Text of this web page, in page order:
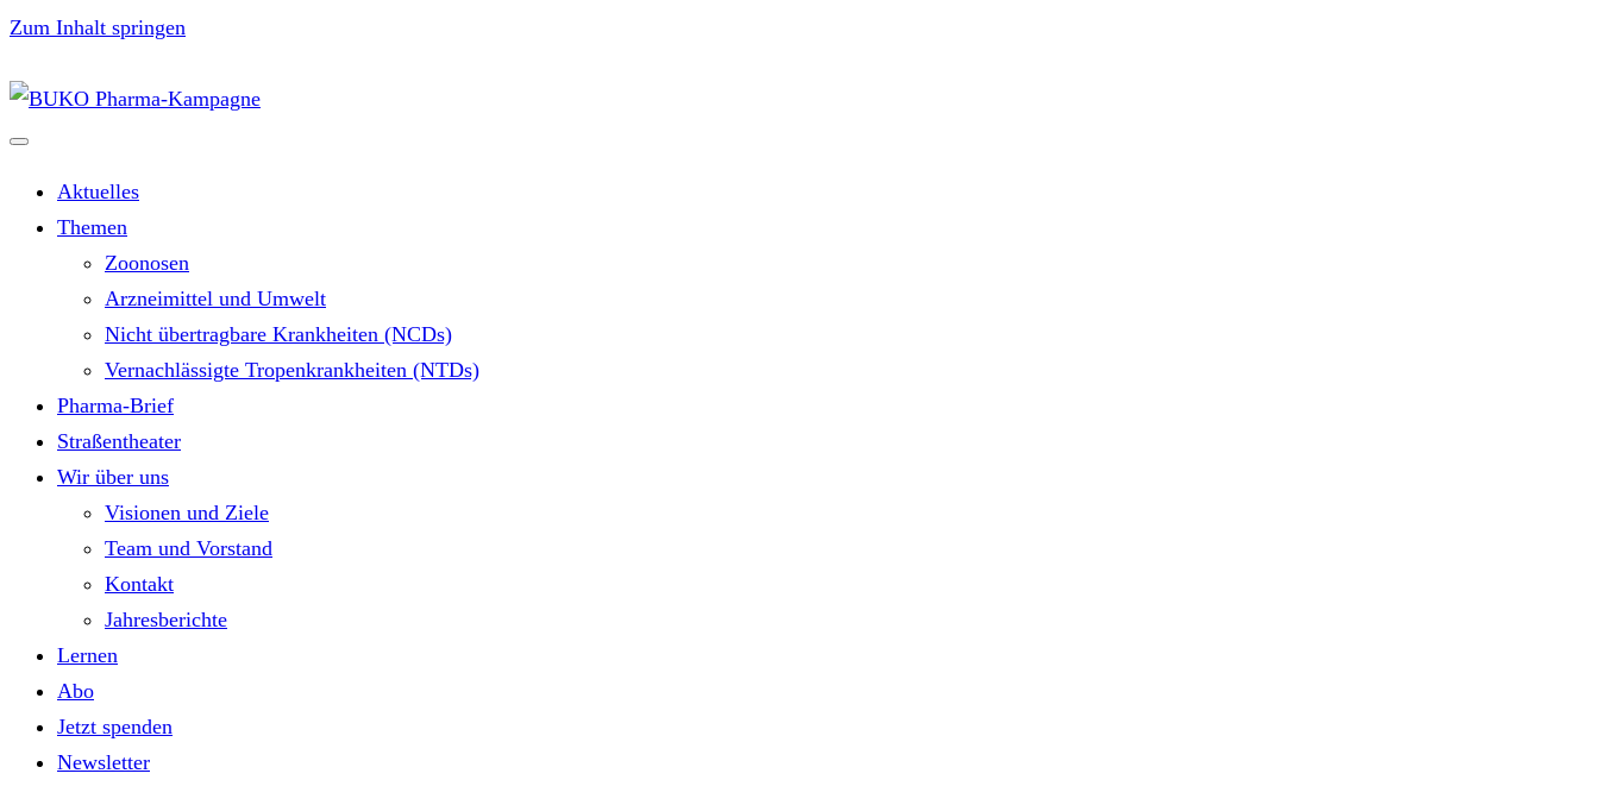
Zum Inhalt springen
Aktuelles
Themen
Zoonosen
Arzneimittel und Umwelt
Nicht übertragbare Krankheiten (NCDs)
Vernachlässigte Tropenkrankheiten (NTDs)
Pharma-Brief
Straßentheater
Wir über uns
Visionen und Ziele
Team und Vorstand
Kontakt
Jahresberichte
Lernen
Abo
Jetzt spenden
Newsletter